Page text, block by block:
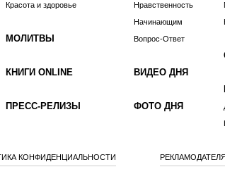
Красота и здоровье
МОЛИТВЫ
КНИГИ ONLINE
ПРЕСС-РЕЛИЗЫ
Нравственность
Начинающим
Вопрос-Ответ
ВИДЕО ДНЯ
ФОТО ДНЯ
КОНФИДЕНЦИАЛЬНОСТИ